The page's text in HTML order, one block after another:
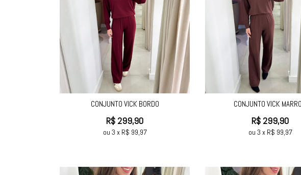
CONJUNTO VICK BORDO
R$ 299,90
ou 3 x R$ 99,97
CONJUNTO VICK
R$ 299,90
ou 3 x R$ 99,97